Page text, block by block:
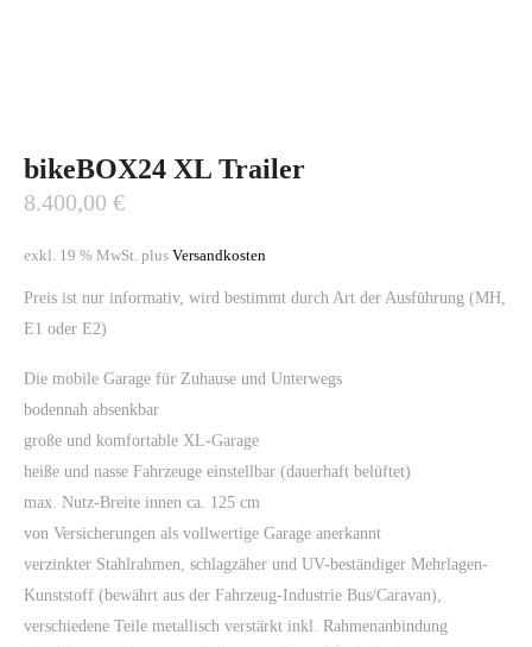
bikeBOX24 XL Trailer
8.400,00 €
exkl. 19 % MwSt. plus Versandkosten
Preis ist nur informativ, wird bestimmt durch Art der Ausführung (MH,
E1 oder E2)
Die mobile Garage für Zuhause und Unterwegs
bodennah absenkbar
große und komfortable XL-Garage
heiße und nasse Fahrzeuge einstellbar (dauerhaft belüftet)
max. Nutz-Breite innen ca. 125 cm
von Versicherungen als vollwertige Garage anerkannt
verzinkter Stahlrahmen, schlagzäher und UV-beständiger Mehrlagen-
Kunststoff (bewährt aus der Fahrzeug-Industrie Bus/Caravan),
verschiedene Teile metallisch verstärkt inkl. Rahmenanbindung